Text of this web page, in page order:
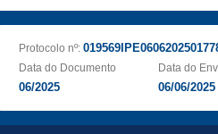
Protocolo nº:
Data do Documento
06/2025
Data do
06/06/